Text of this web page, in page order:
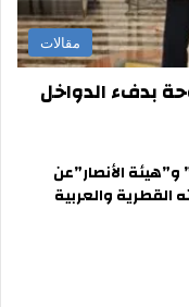
مقالات
بدفء الدواخل
الأنصار”عن
والعربية